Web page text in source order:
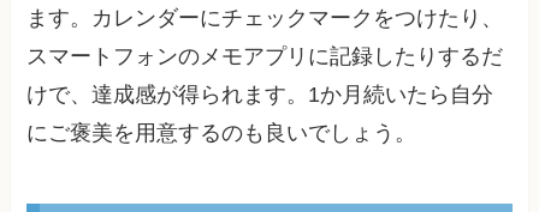
ます。カレンダーにチェックマークをつけたり、
スマートフォンのメモアプリに記録したりするだ
けで、達成感が得られます。1か月続いたら自分
にご褒美を用意するのも良いでしょう。